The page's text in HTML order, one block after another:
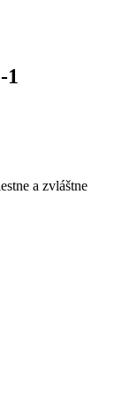
1
a zvláštne